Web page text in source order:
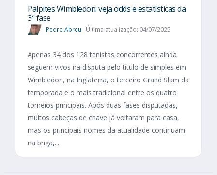
Palpites Wimbledon: veja odds e estatísticas da
3ª fase
Pedro Abreu Última atualização: 04/07/2025
Apenas 34 dos 128 tenistas concorrentes ainda
seguem vivos na disputa pelo título de simples em
Wimbledon, na Inglaterra, o terceiro Grand Slam da
temporada e o mais tradicional entre os quatro
torneios principais. Após duas fases disputadas,
muitos cabeças de chave já voltaram para casa,
mas os principais nomes da atualidade continuam
na briga,...